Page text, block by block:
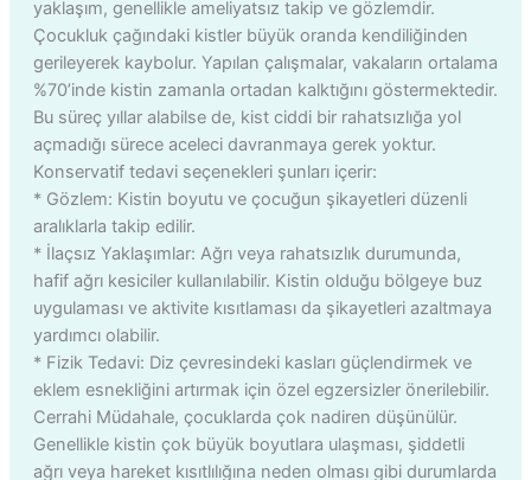
yaklaşım, genellikle ameliyatsız takip ve gözlemdir.
Çocukluk çağındaki kistler büyük oranda kendiliğinden
gerileyerek kaybolur. Yapılan çalışmalar, vakaların ortalama
%70’inde kistin zamanla ortadan kalktığını göstermektedir.
Bu süreç yıllar alabilse de, kist ciddi bir rahatsızlığa yol
açmadığı sürece aceleci davranmaya gerek yoktur.
Konservatif tedavi seçenekleri şunları içerir:
* Gözlem: Kistin boyutu ve çocuğun şikayetleri düzenli
aralıklarla takip edilir.
* İlaçsız Yaklaşımlar: Ağrı veya rahatsızlık durumunda,
hafif ağrı kesiciler kullanılabilir. Kistin olduğu bölgeye buz
uygulaması ve aktivite kısıtlaması da şikayetleri azaltmaya
yardımcı olabilir.
* Fizik Tedavi: Diz çevresindeki kasları güçlendirmek ve
eklem esnekliğini artırmak için özel egzersizler önerilebilir.
Cerrahi Müdahale, çocuklarda çok nadiren düşünülür.
Genellikle kistin çok büyük boyutlara ulaşması, şiddetli
ağrı veya hareket kısıtlılığına neden olması gibi durumlarda